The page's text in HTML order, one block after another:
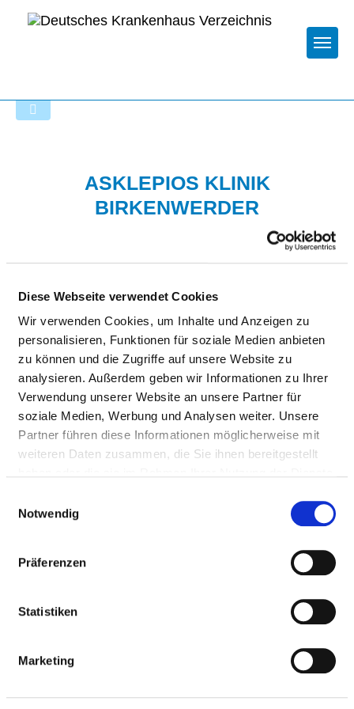
Diese Webseite verwendet Cookies
Wir verwenden Cookies, um Inhalte und Anzeigen zu
personalisieren, Funktionen für soziale Medien anbieten
zu können und die Zugriffe auf unsere Website zu
analysieren. Außerdem geben wir Informationen zu Ihrer
Verwendung unserer Website an unsere Partner für
soziale Medien, Werbung und Analysen weiter. Unsere
Partner führen diese Informationen möglicherweise mit
weiteren Daten zusammen, die Sie ihnen bereitgestellt
Notwendig
Präferenzen
Statistiken
Marketing
ASKLEPIOS KLINIK
BIRKENWERDER
Passend dazu:
Medizinisch-pflegerische Leistungen
Service & Ausstattung
MEDIZINISCHES
Welche Krankheiten werden in diesem Krankenhaus
behandelt? Welche Behandlungsmethoden bietet dieses
Suchen Sie Krankheiten und Behandlungen, die in
werden, per Volltext-Suche.